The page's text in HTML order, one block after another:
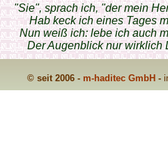
"Sie", sprach ich, "der mein
Hab keck ich eines Tages
Nun weiß ich: lebe ich auch
Der Augenblick nur wirklich
© seit 2006 - m-haditec GmbH -